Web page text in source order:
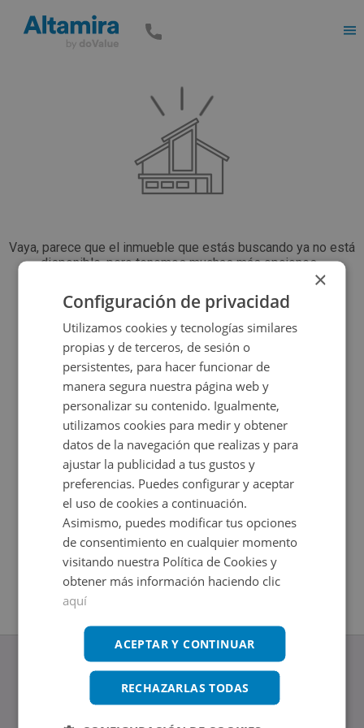
Vaya, parece que el inmueble que estás buscando ya no está
disponible, pero tenemos muchas más opciones...
Volver a buscar
Oficina en venta en PAU CLARIS 162 -
Impuestos no incluidos
www.altamirainmuebles.com
×
Configuración de privacidad
Utilizamos cookies y tecnologías similares
propias y de terceros, de sesión o
persistentes, para hacer funcionar de
manera segura nuestra página web y
personalizar su contenido. Igualmente,
utilizamos cookies para medir y obtener
datos de la navegación que realizas y para
ajustar la publicidad a tus gustos y
preferencias. Puedes configurar y aceptar
el uso de cookies a continuación.
Asimismo, puedes modificar tus opciones
de consentimiento en cualquier momento
visitando nuestra Política de Cookies y
obtener más información haciendo clic
aquí
ACEPTAR Y CONTINUAR
RECHAZARLAS TODAS